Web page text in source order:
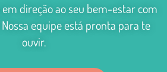
direção ao seu bem-estar com
equipe está pronta para te
ouvir.